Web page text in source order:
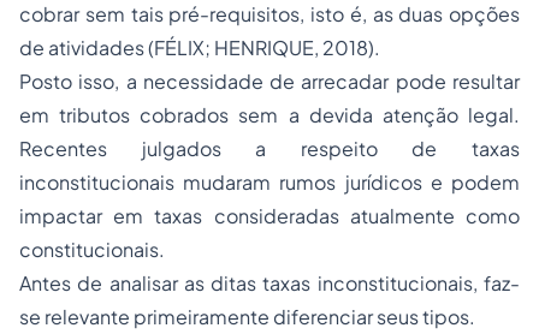
cobrar sem tais pré-requisitos, isto é, as duas opções
de atividades (FÉLIX; HENRIQUE, 2018).
Posto isso, a necessidade de arrecadar pode resultar
em tributos cobrados sem a devida atenção legal.
Recentes julgados a respeito de taxas
inconstitucionais mudaram rumos jurídicos e podem
impactar em taxas consideradas atualmente como
constitucionais.
Antes de analisar as ditas taxas inconstitucionais, faz-
se relevante primeiramente diferenciar seus tipos.